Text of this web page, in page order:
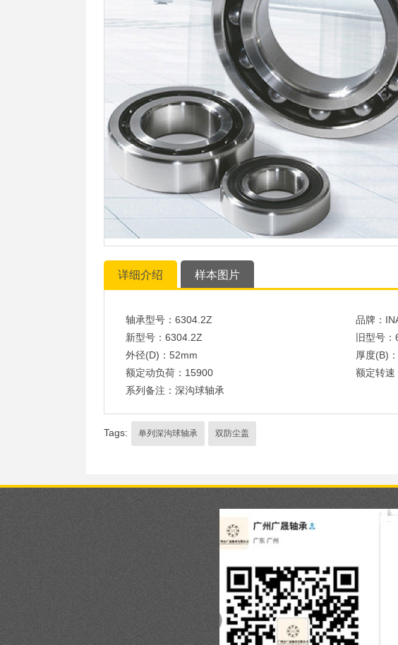
详细介绍 样本图片
轴承型号：6304.2Z 品牌：
新型号：6304.2Z
旧型号
外径(D)：52mm
厚度(B)
额定动负荷：15900
额定转
系列备注：深沟球轴承
Tags: 单列深沟球轴承 双防尘盖